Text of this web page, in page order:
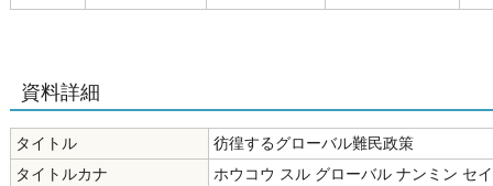
資料詳細
タイトル
彷徨するグローバル難民政策
タイトルカナ
ホウコウ スル グローバル ナンミン セ